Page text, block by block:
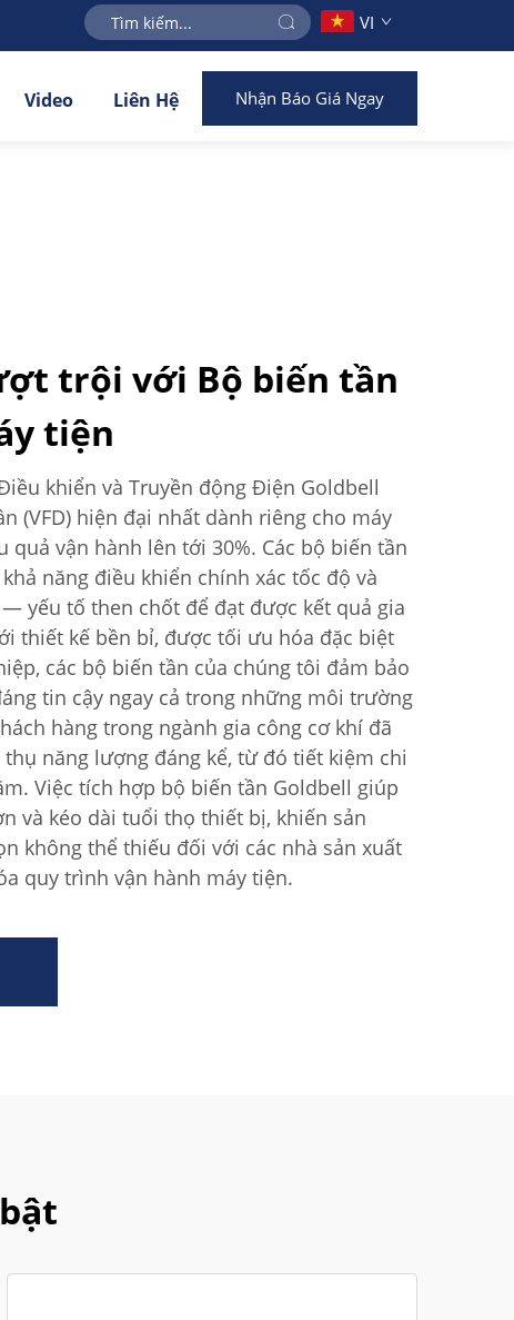
VI
Video Liên Hệ Nhận Báo Giá Ngay
trội với Bộ biến tần
tiện
khiển và Truyền động Điện Goldbell
(VFD) hiện đại nhất dành riêng cho máy
quả vận hành lên tới 30%. Các bộ biến tần
năng điều khiển chính xác tốc độ và
yếu tố then chốt để đạt được kết quả gia
thiết kế bền bỉ, được tối ưu hóa đặc biệt
các bộ biến tần của chúng tôi đảm bảo
tin cậy ngay cả trong những môi trường
hàng trong ngành gia công cơ khí đã
năng lượng đáng kể, từ đó tiết kiệm chi
Việc tích hợp bộ biến tần Goldbell giúp
và kéo dài tuổi thọ thiết bị, khiến sản
không thể thiếu đối với các nhà sản xuất
quy trình vận hành máy tiện.